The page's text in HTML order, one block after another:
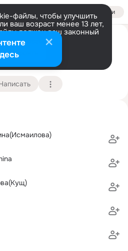
Войти
файлы, чтобы улучшить
ваш возраст менее 13 лет,
должен ваш законный
информации
Настроить
14 марта (118 лет)